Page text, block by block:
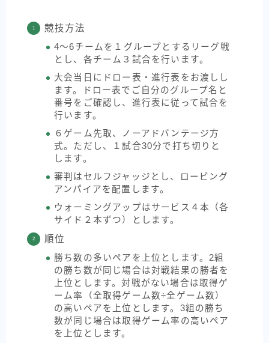
競技方法
4〜6チームを１グループとするリーグ戦
とし、各チーム３試合を行います。
大会当日にドロー表・進行表をお渡しし
ます。ドロー表でご自分のグループ名と
番号をご確認し、進行表に従って試合を
行います。
６ゲーム先取、ノーアドバンテージ方
式。ただし、１試合30分で打ち切りと
します。
審判はセルフジャッジとし、ロービング
アンパイアを配置します。
ウォーミングアップはサービス４本（各
サイド２本ずつ）とします。
順位
勝ち数の多いペアを上位とします。2組
の勝ち数が同じ場合は対戦結果の勝者を
上位とします。対戦がない場合は取得ゲ
ーム率（全取得ゲーム数÷全ゲーム数）
の高いペアを上位とします。3組の勝ち
数が同じ場合は取得ゲーム率の高いペア
を上位とします。